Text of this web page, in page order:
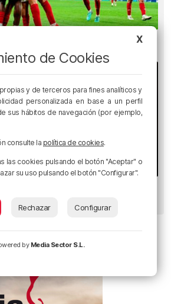
Euskal Selekzioa es posible
los bilbaínos para el
X
de Cookies
y de terceros para fines analíticos y
personalizada en base a un perfil
sus hábitos de navegación (por ejemplo,
consulte la política de cookies.
las cookies pulsando el botón "Aceptar" o
su uso pulsando el botón "Configurar".
Rechazar Configurar
by Media Sector S.L.